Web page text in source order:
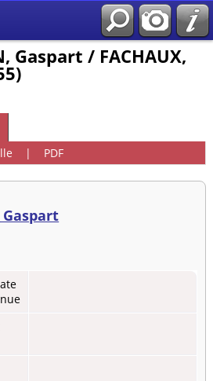
Gaspart / FACHAUX,
| PDF
Gaspart